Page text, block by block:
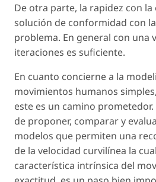
De otra parte, la rapidez con la
solución de conformidad con
problema. En general con una
iteraciones es suficiente.
En cuanto concierne a la
movimientos humanos
este es un camino
de proponer, comparar y
modelos que permiten una
de la velocidad curvilínea la
característica intrínsica del